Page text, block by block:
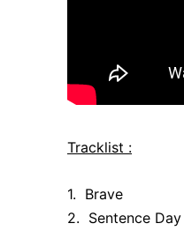
Tracklist :
1. Brave
2. Sentence Day